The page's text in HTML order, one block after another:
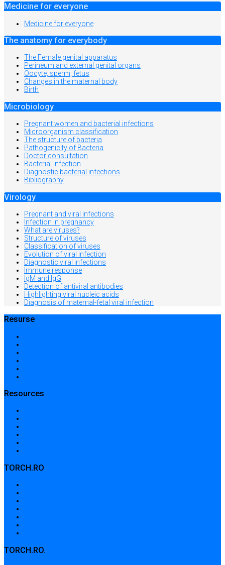
Medicine for everyone
Medicine for everyone
The anatomy for everybody
The Female genital apparatus
Perineum and external genital organs
Oocyte, sperm, fetus
Changes in the maternal body
Birth
Microbiology
Pregnant women and bacterial infections
Microorganism classification
The structure of bacteria
Pathogenicity of Bacteria
Doctor consultation
Bacterial infection
Diagnostic bacterial infections
Bibliography
Virology
Pregnant and viral infections
Infection in pregnancy
What are viruses?
Structure of viruses
Classification of viruses
Evolution of viral infection
Diagnostic viral infections
Immune response
IgM and IgG
Detection of antiviral antibodies
Highlighting viral nucleic acids
Diagnosis of maternal-fetal viral infection
Resurse
Resources
TORCH.RO
TORCH.RO.